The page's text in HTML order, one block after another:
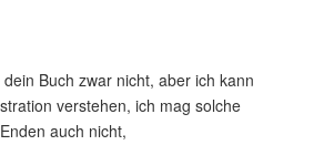
Buch zwar nicht, aber ich kann
verstehen, ich mag solche
auch nicht,